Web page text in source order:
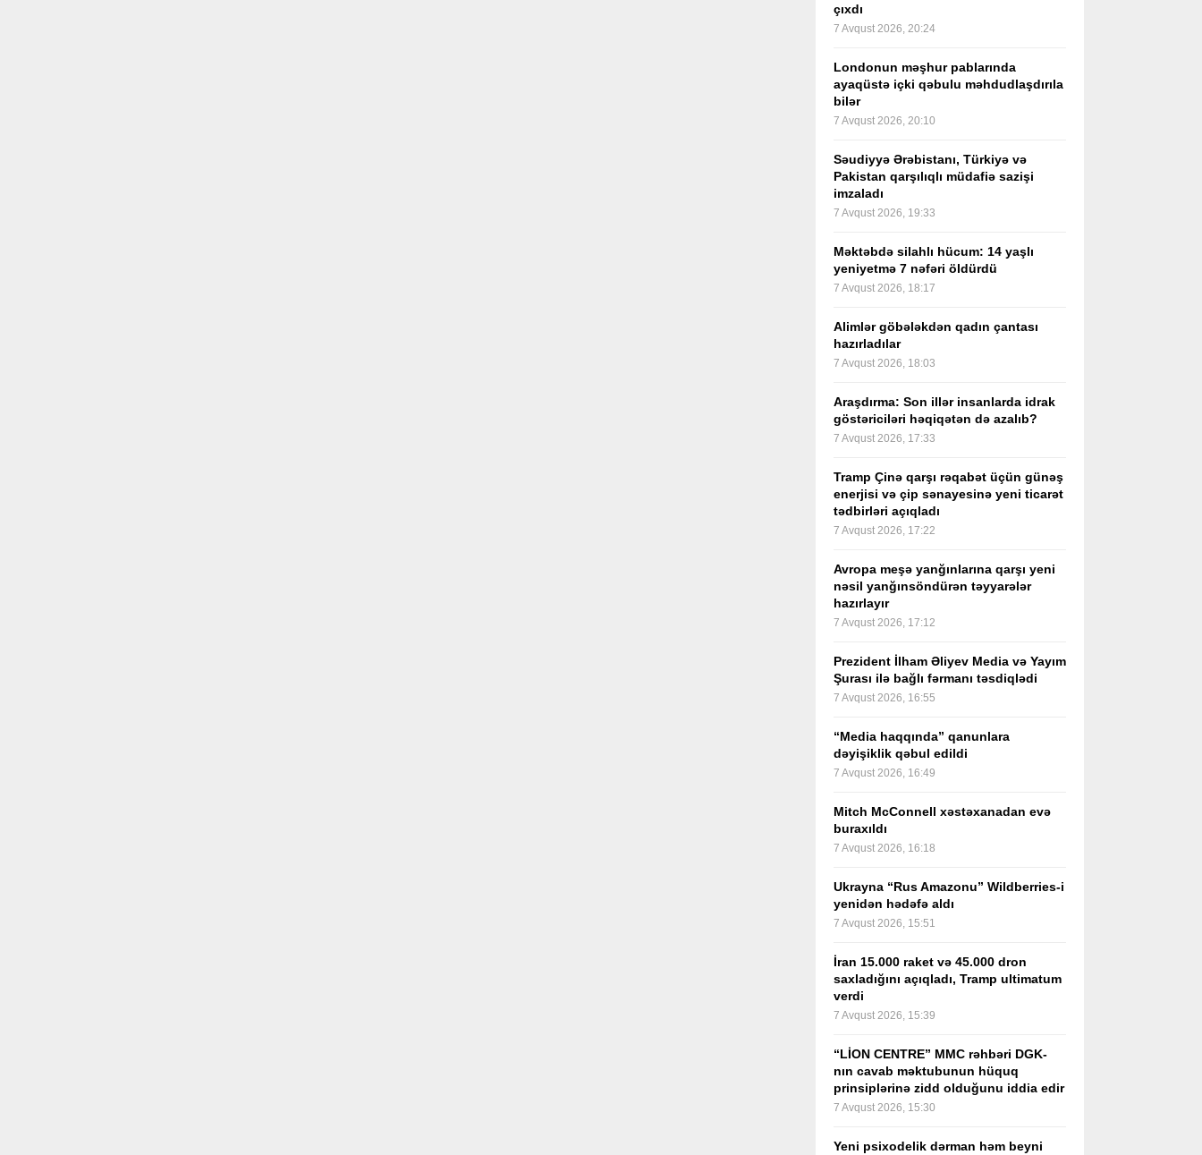
çıxdı
7 Avqust 2026, 20:24
Londonun məşhur pablarında
ayaqüstə içki qəbulu məhdudlaşdırıla
bilər
7 Avqust 2026, 20:10
Səudiyyə Ərəbistanı, Türkiyə və
Pakistan qarşılıqlı müdafiə sazişi
imzaladı
7 Avqust 2026, 19:33
Məktəbdə silahlı hücum: 14 yaşlı
yeniyetmə 7 nəfəri öldürdü
7 Avqust 2026, 18:17
Alimlər göbələkdən qadın çantası
hazırladılar
7 Avqust 2026, 18:03
Araşdırma: Son illər insanlarda idrak
göstəriciləri həqiqətən də azalıb?
7 Avqust 2026, 17:33
Tramp Çinə qarşı rəqabət üçün günəş
enerjisi və çip sənayesinə yeni ticarət
tədbirləri açıqladı
7 Avqust 2026, 17:22
Avropa meşə yanğınlarına qarşı yeni
nəsil yanğınsöndürən təyyarələr
hazırlayır
7 Avqust 2026, 17:12
Prezident İlham Əliyev Media və Yayım
Şurası ilə bağlı fərmanı təsdiqlədi
7 Avqust 2026, 16:55
“Media haqqında” qanunlara
dəyişiklik qəbul edildi
7 Avqust 2026, 16:49
Mitch McConnell xəstəxanadan evə
buraxıldı
7 Avqust 2026, 16:18
Ukrayna “Rus Amazonu” Wildberries-i
yenidən hədəfə aldı
7 Avqust 2026, 15:51
İran 15.000 raket və 45.000 dron
saxladığını açıqladı, Tramp ultimatum
verdi
7 Avqust 2026, 15:39
“LİON CENTRE” MMC rəhbəri DGK-
nın cavab məktubunun hüquq
prinsiplərinə zidd olduğunu iddia edir
7 Avqust 2026, 15:30
Yeni psixodelik dərman həm beyni